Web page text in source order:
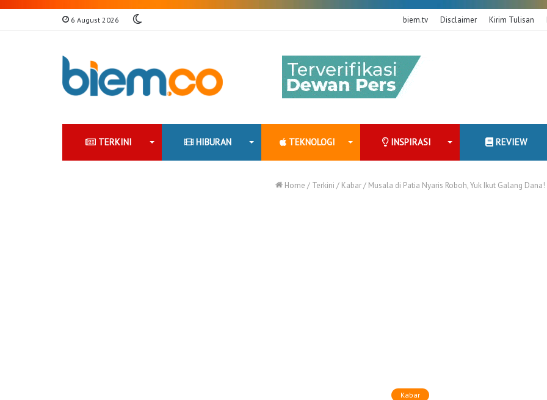
6 August 2026 biem.tv Disclaimer Kirim Tulisan
TERKINI HIBURAN TEKNOLOGI INSPIRASI REVIEW
Home / Terkini / Kabar/ Musala di Patia Nyaris Roboh, Yuk Ikut Galang Dana!
Kabar